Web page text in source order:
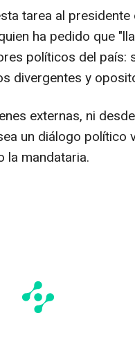
tarea al presidente
ha pedido que
políticos del país:
divergentes y
externas, ni
un diálogo político
la mandataria.